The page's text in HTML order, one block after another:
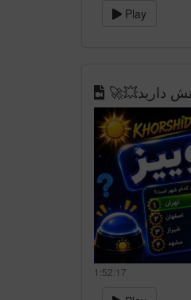
Play
1:52:17